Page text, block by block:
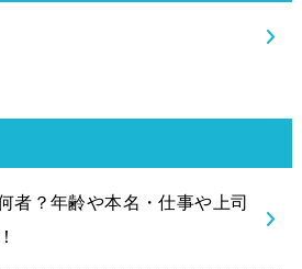
者？年齢や本名・仕事や上司